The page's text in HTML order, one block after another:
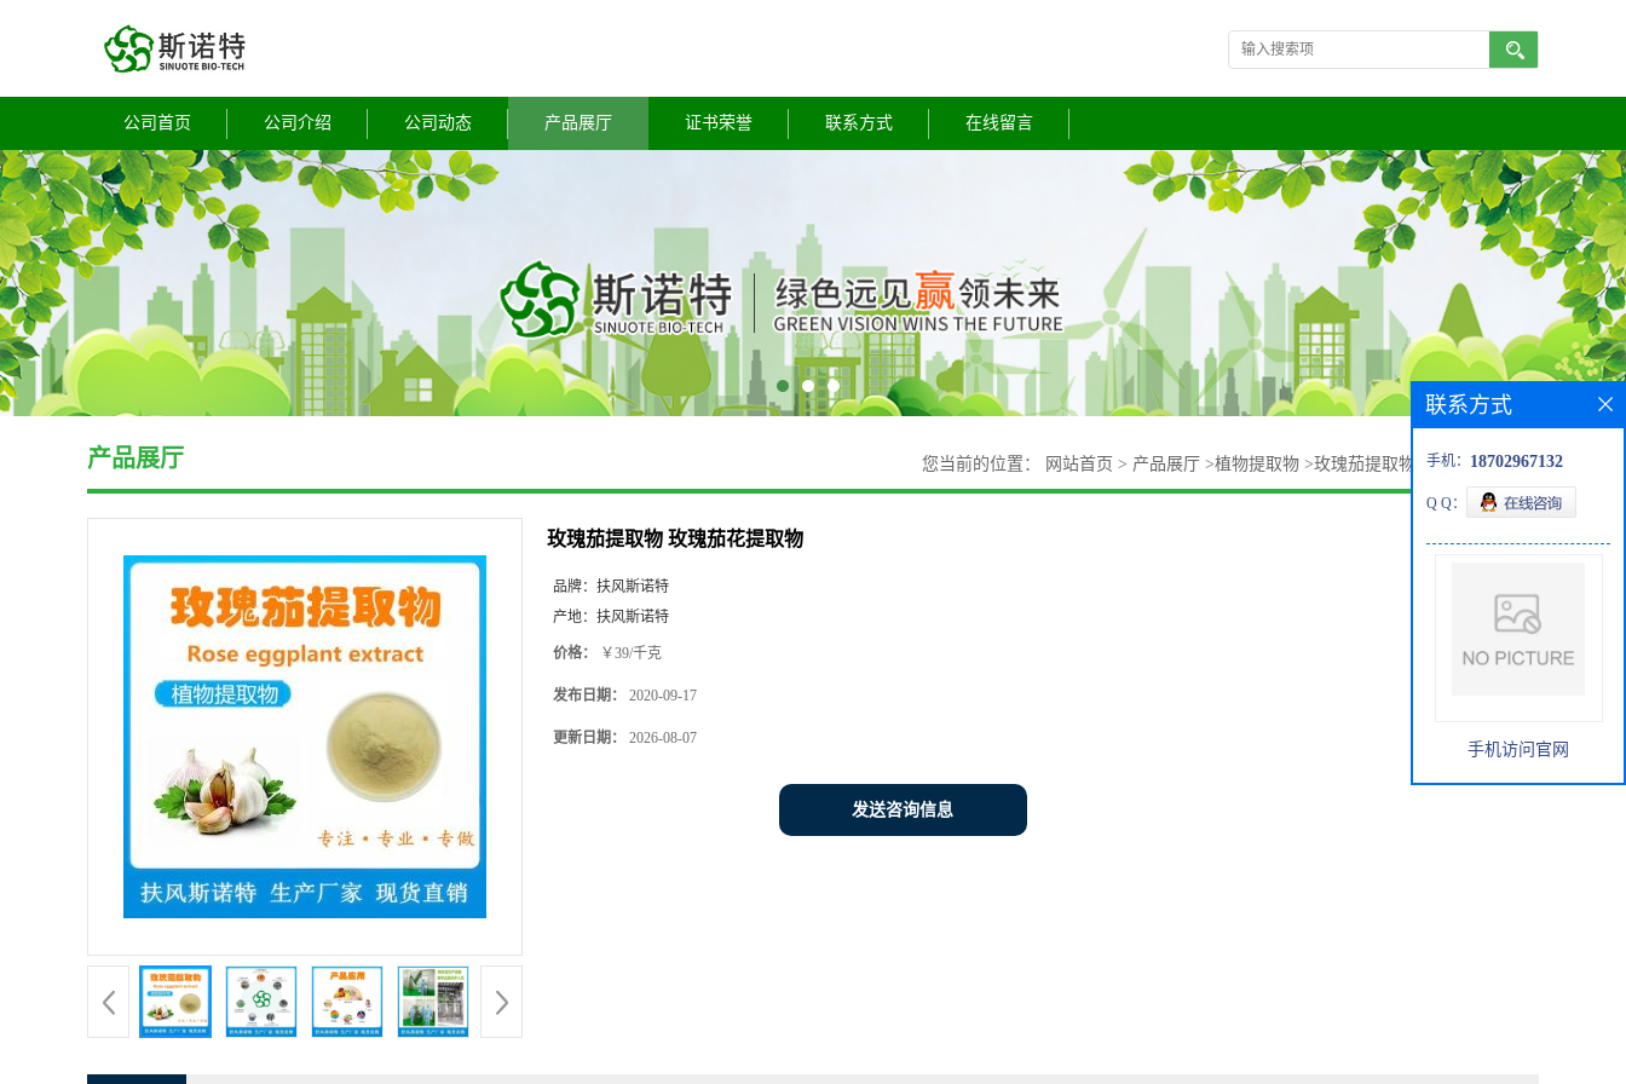
公司首页 公司介绍 公司动态 产品展厅 证书荣誉 联系方式 在线留言
产品展厅 您当前的位置： 网站首页 > 产品展厅 >植物提取物 >玫瑰茄提取物 玫瑰茄花提取物
玫瑰茄提取物 玫瑰茄花提取物
品牌： 扶风斯诺特
产地： 扶风斯诺特
价格： ￥39/千克
发布日期： 2020-09-17
更新日期： 2026-08-07
发送咨询信息
联系方式
手机： 18702967132
Q Q：
手机访问官网